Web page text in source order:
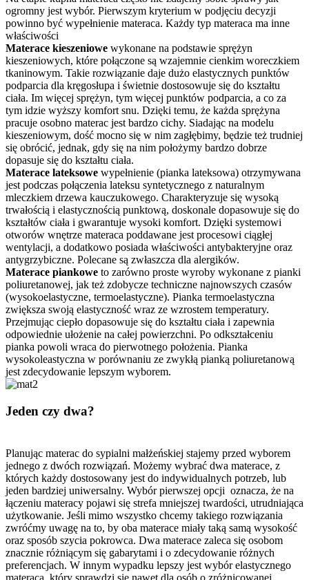
ogromny jest wybór. Pierwszym kryterium w podjęciu decyzji
powinno być wypełnienie materaca. Każdy typ materaca ma inne
właściwości
Materace kieszeniowe wykonane na podstawie sprężyn
kieszeniowych, które połączone są wzajemnie cienkim woreczkiem
tkaninowym. Takie rozwiązanie daje dużo elastycznych punktów
podparcia dla kręgosłupa i świetnie dostosowuje się do kształtu
ciała. Im więcej sprężyn, tym więcej punktów podparcia, a co za
tym idzie wyższy komfort snu. Dzięki temu, że każda sprężyna
pracuje osobno materac jest bardzo cichy. Siadając na modelu
kieszeniowym, dość mocno się w nim zagłębimy, będzie też trudniej
się obrócić, jednak, gdy się na nim położymy bardzo dobrze
dopasuje się do kształtu ciała.
Materace lateksowe wypełnienie (pianka lateksowa) otrzymywana
jest podczas połączenia lateksu syntetycznego z naturalnym
mleczkiem drzewa kauczukowego. Charakteryzuje się wysoką
trwałością i elastycznością punktową, doskonale dopasowuje się do
kształtów ciała i gwarantuje wysoki komfort. Dzięki systemowi
otworów wnętrze materaca poddawane jest procesowi ciągłej
wentylacji, a dodatkowo posiada właściwości antybakteryjne oraz
antygrzybiczne. Polecane są zwłaszcza dla alergików.
Materace piankowe to zarówno proste wyroby wykonane z pianki
poliuretanowej, jak też zdobycze techniczne najnowszych czasów
(wysokoelastyczne, termoelastyczne). Pianka termoelastyczna
zwiększa swoją elastyczność wraz ze wzrostem temperatury.
Przejmując ciepło dopasowuje się do kształtu ciała i zapewnia
odpowiednie ułożenie na całej powierzchni. Po odkształceniu
pianka powoli wraca do pierwotnego położenia. Pianka
wysokoleastyczna w porównaniu ze zwykłą pianką poliuretanową
jest zdecydowanie lepszym wyborem.
Jeden czy dwa?
Planując materac do sypialni małżeńskiej stajemy przed wyborem
jednego z dwóch rozwiązań. Możemy wybrać dwa materace, z
których każdy dostosowany jest do indywidualnych potrzeb, lub
jeden bardziej uniwersalny. Wybór pierwszej opcji oznacza, że na
łączeniu materacy pojawi się strefa mniejszej twardości, utrudniająca
użytkowanie. Jeśli mimo wszystko chcemy takiego rozwiązania
zwróćmy uwagę na to, by oba materace miały taką samą wysokość
oraz sposób szycia pokrowca. Dwa materace zaleca się osobom
znacznie różniącym się gabarytami i o zdecydowanie różnych
preferencjach. W innym wypadku lepszy jest wybór elastycznego
materaca, który sprawdzi się nawet dla osób o zróżnicowanej